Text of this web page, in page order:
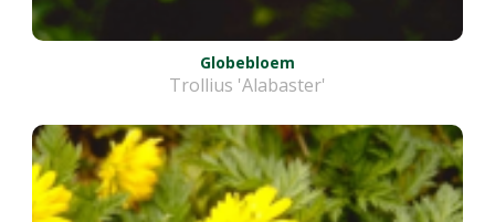
Globebloem
Trollius 'Alabaster'